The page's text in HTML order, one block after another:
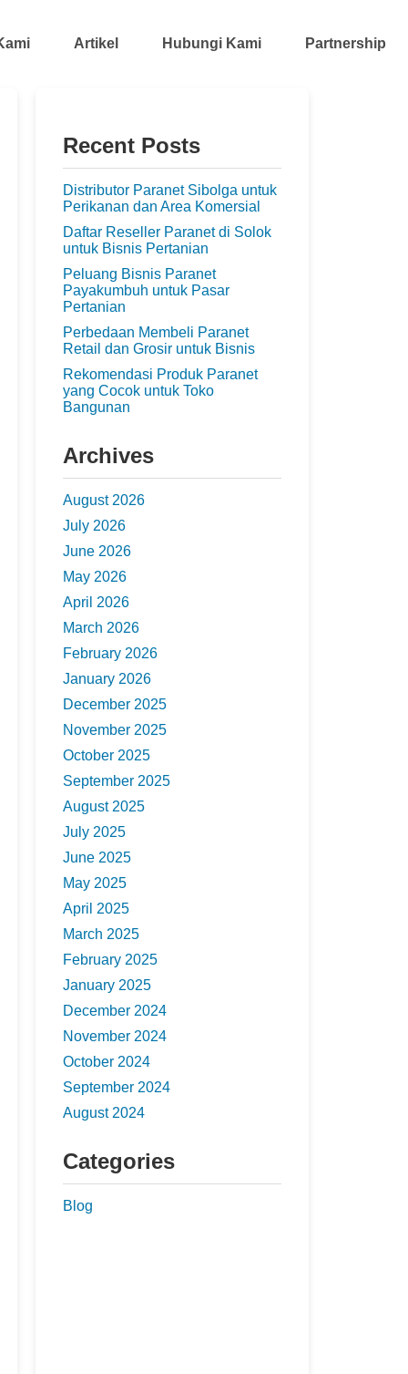
Artikel Hubungi Kami Partnership
Recent Posts
Distributor Paranet Sibolga untuk
Perikanan dan Area Komersial
Daftar Reseller Paranet di Solok
untuk Bisnis Pertanian
Peluang Bisnis Paranet
Payakumbuh untuk Pasar
Pertanian
Perbedaan Membeli Paranet
Retail dan Grosir untuk Bisnis
Rekomendasi Produk Paranet
yang Cocok untuk Toko
Bangunan
Archives
August 2026
July 2026
June 2026
May 2026
April 2026
March 2026
February 2026
January 2026
December 2025
November 2025
October 2025
September 2025
August 2025
July 2025
June 2025
May 2025
April 2025
March 2025
February 2025
January 2025
December 2024
November 2024
October 2024
September 2024
August 2024
Categories
Blog